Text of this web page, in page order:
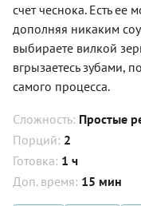
счет чеснока. Есть ее
дополняя никаким
выбираете вилкой
вгрызаетесь зубами,
самого процесса.
Сложность: Простые
Порций: 2
Готовка: 1 ч
Доп. время: 15 мин